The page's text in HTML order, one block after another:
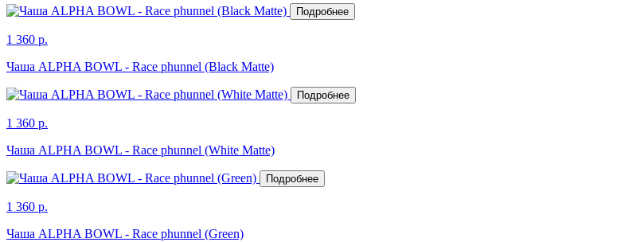
Подробнее
1 360 р.
Чаша ALPHA BOWL - Race phunnel (Black Matte)
Подробнее
1 360 р.
Чаша ALPHA BOWL - Race phunnel (White Matte)
Подробнее
1 360 р.
Чаша ALPHA BOWL - Race phunnel (Green)